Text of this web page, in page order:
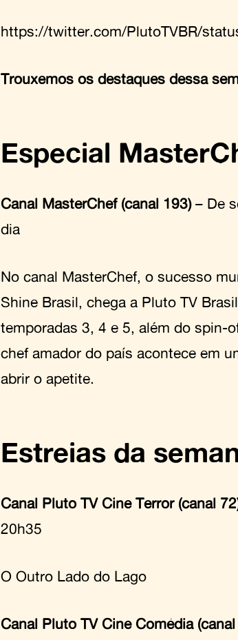
https://twitter.com/PlutoTVBR/
Trouxemos os destaques dessa
Especial
Canal MasterChef (canal 193)– De
dia
No canal MasterChef, o sucesso
Shine Brasil, chega a Pluto TV
temporadas 3, 4 e 5, além do spin-
chef amador do país acontece em
abrir o apetite.
Estreias da
Canal Pluto TV Cine Terror (canal
20h35
O Outro Lado do Lago
Canal Pluto TV Cine Comédia (canal